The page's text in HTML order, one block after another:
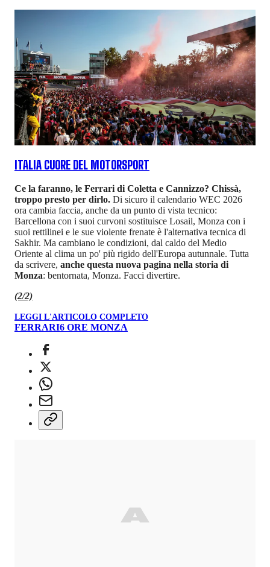
ITALIA CUORE DEL MOTORSPORT
Ce la faranno, le Ferrari di Coletta e Cannizzo? Chissà,
troppo presto per dirlo. Di sicuro il calendario WEC 2026
ora cambia faccia, anche da un punto di vista tecnico:
Barcellona con i suoi curvoni sostituisce Losail, Monza con i
suoi rettilinei e le sue violente frenate è l'alternativa tecnica di
Sakhir. Ma cambiano le condizioni, dal caldo del Medio
Oriente al clima un po' più rigido dell'Europa autunnale. Tutta
da scrivere, anche questa nuova pagina nella storia di
Monza: bentornata, Monza. Facci divertire.
(2/2)
LEGGI L'ARTICOLO COMPLETO
FERRARI6 ORE MONZA